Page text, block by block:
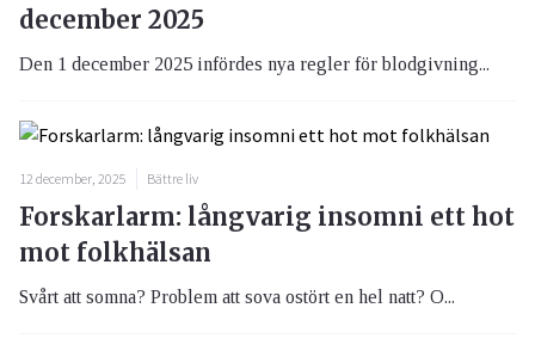
december 2025
Den 1 december 2025 infördes nya regler för blodgivning...
12 december, 2025 Bättre liv
Forskarlarm: långvarig insomni ett hot
mot folkhälsan
Svårt att somna? Problem att sova ostört en hel natt? O...